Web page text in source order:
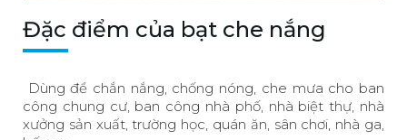
Đặc điểm của bạt che nắng
Dùng để chắn nắng, chống nóng, che mưa cho ban
công chung cư, ban công nhà phố, nhà biệt thự, nhà
xưởng sản xuất, trường học, quán ăn, sân chơi, nhà ga,